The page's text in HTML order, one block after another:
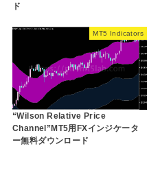
ド
MT5 Indicators
“Wilson Relative Price
Channel”MT5用FXインジケータ
ー無料ダウンロード